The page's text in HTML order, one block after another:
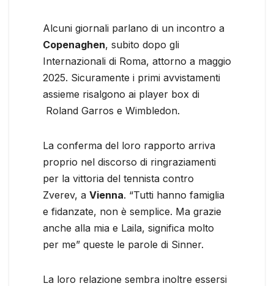
Alcuni giornali parlano di un incontro a
Copenaghen, subito dopo gli
Internazionali di Roma, attorno a maggio
2025. Sicuramente i primi avvistamenti
assieme risalgono ai player box di
Roland Garros e Wimbledon.
La conferma del loro rapporto arriva
proprio nel discorso di ringraziamenti
per la vittoria del tennista contro
Zverev, a Vienna. “Tutti hanno famiglia
e fidanzate, non è semplice. Ma grazie
anche alla mia e Laila, significa molto
per me” queste le parole di Sinner.
La loro relazione sembra inoltre essersi